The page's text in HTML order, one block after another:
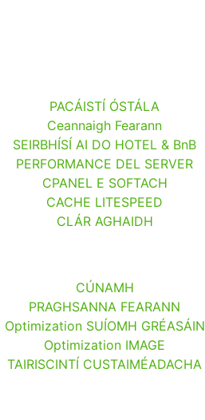
PACÁISTÍ ÓSTÁLA
Ceannaigh Fearann
SEIRBHÍSÍ AI DO HOTEL & BnB
PERFORMANCE DEL SERVER
CPANEL E SOFTACH
CACHE LITESPEED
CLÁR AGHAIDH
CÚNAMH
PRAGHSANNA FEARANN
Optimization SUÍOMH GRÉASÁIN
Optimization IMAGE
TAIRISCINTÍ CUSTAIMÉADACHA